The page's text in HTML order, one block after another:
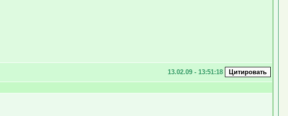
13.02.09 - 13:51:18